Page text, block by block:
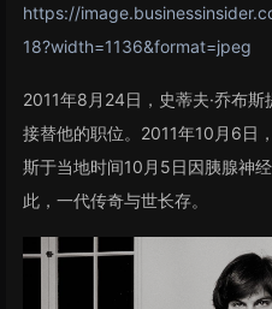
https://
18?width=1136&format=jpeg
2011年8月24日，史蒂夫·乔布
接替他的职位。2011年10月6日
斯于当地时间10月5日因胰腺神
此，一代传奇与世长存。